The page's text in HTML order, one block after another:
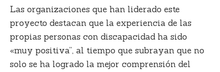
Las organizaciones que han liderado este
proyecto destacan que la experiencia de las
propias personas con discapacidad ha sido
«muy positiva”, al tiempo que subrayan que no
solo se ha logrado la mejor comprensión del